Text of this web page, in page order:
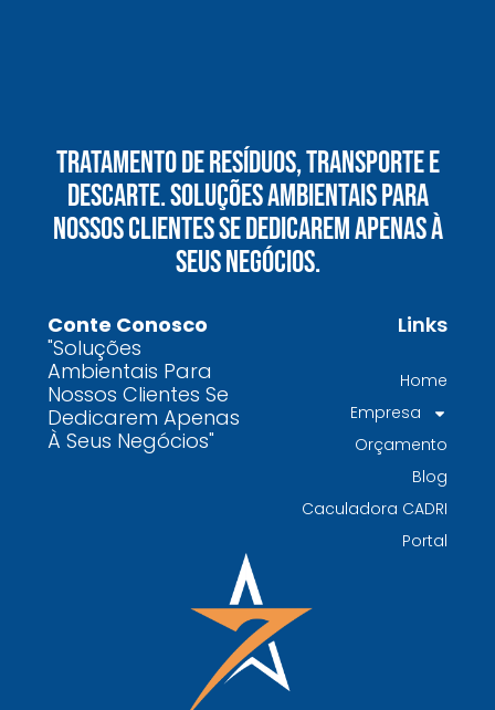
vê oportunidades bilionárias esperando para
serem exploradas.
O que uma empresa de gestão de resíduos
químicos precisa fazer para garantir segurança
e conformidade legal no Brasil
contaminados protege o meio ambiente e
garante conformidade legal no Brasil
Por que contratar uma empresa de gestão de
resíduos classe I é fundamental para sua
indústria
gerenciamento de resíduos especializada é
TODAS AS
POSTAGENS
Tratamento De Resíduos, Transporte E
Descarte. Soluções Ambientais Para
Nossos Clientes Se Dedicarem Apenas À
Seus Negócios.
Conte Conosco
"Soluções
Ambientais Para
Nossos Clientes Se
Dedicarem Apenas
À Seus Negócios"
Links
Home
Empresa
Orçamento
Blog
Caculadora CADRI
Portal